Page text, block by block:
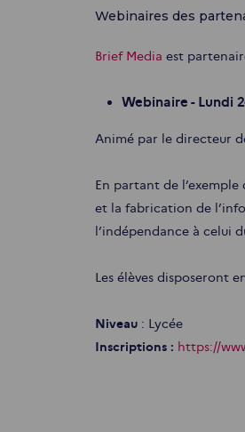
Webinaires des
Brief Media est
Webinaire - Lundi
Animé par le directeur
En partant de
et la fabrication de
l’indépendance à celui
Les élèves disposeront
Niveau : Lycée
Inscriptions : https://